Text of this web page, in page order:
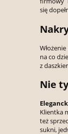
się
Włożenie
na co
z
Nie
Klientka
też
sukni,